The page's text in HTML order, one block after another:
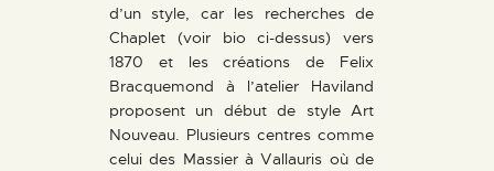
d’un style, car les recherches de
Chaplet (voir bio ci-dessus) vers
1870 et les créations de Felix
Bracquemond à l’atelier Haviland
proposent un début de style Art
Nouveau. Plusieurs centres comme
celui des Massier à Vallauris où de